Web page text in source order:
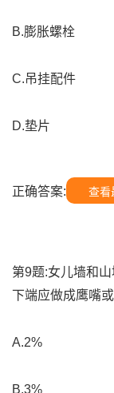
B.膨胀螺栓
C.吊挂配件
D.垫片
正确答案: 查看
第9题:女儿墙和
下端应做成鹰嘴
A.2%
B.3%